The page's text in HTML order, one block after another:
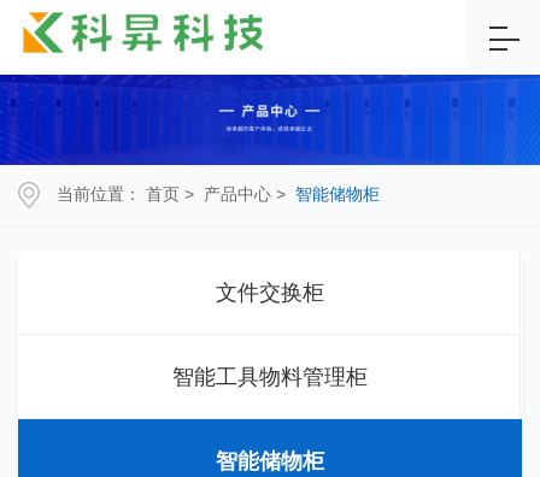
当前位置： 首页 > 产品中心 > 智能储物柜
文件交换柜
智能工具物料管理柜
智能储物柜